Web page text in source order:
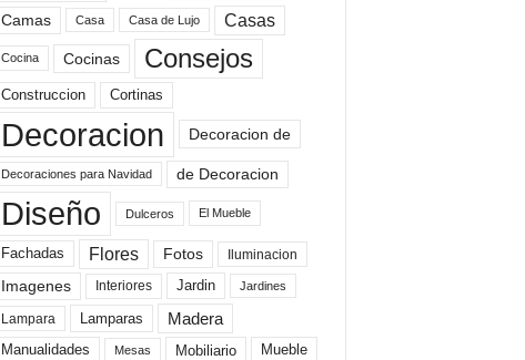
Camas Casa Casa de Lujo Casas
Cocina Cocinas Consejos
Construccion Cortinas
Decoracion Decoracion de
Decoraciones para Navidad de Decoracion
Diseño Dulceros El Mueble
Fachadas Flores Fotos Iluminacion
Imagenes Interiores Jardin Jardines
Lampara Lamparas Madera
Manualidades Mesas Mobiliario Mueble